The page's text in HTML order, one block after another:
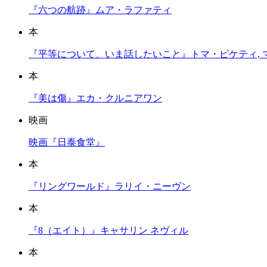
『六つの航跡』ムア・ラファティ
本
『平等について、いま話したいこと』トマ・ピケティ,
本
『美は傷』エカ・クルニアワン
映画
映画『日泰食堂』
本
『リングワールド』ラリイ・ニーヴン
本
『8（エイト）』キャサリン ネヴィル
本